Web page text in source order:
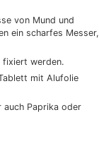
von Mund und
ein scharfes Messer,
fixiert werden.
mit Alufolie
auch Paprika oder